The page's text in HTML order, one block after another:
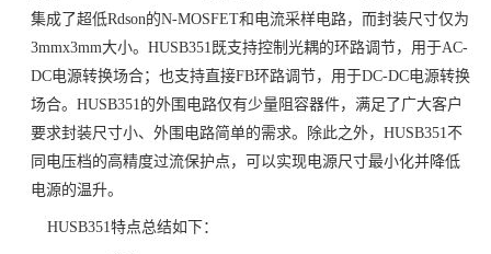
集成了超低Rdson的N-MOSFET和电流采样电路，而封装尺寸仅为
3mmx3mm大小。HUSB351既支持控制光耦的环路调节，用于AC-
DC电源转换场合；也支持直接FB环路调节，用于DC-DC电源转换
场合。HUSB351的外围电路仅有少量阻容器件，满足了广大客户
要求封装尺寸小、外围电路简单的需求。除此之外，HUSB351不
同电压档的高精度过流保护点，可以实现电源尺寸最小化并降低
电源的温升。
HUSB351特点总结如下：